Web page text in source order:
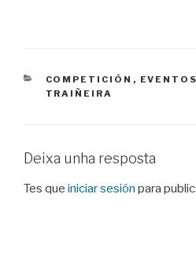
CATEGORIES
COMPETICIÓN , EVENTOS
TRAIÑEIRA
Deixa unha resposta
Tes que iniciar sesión para